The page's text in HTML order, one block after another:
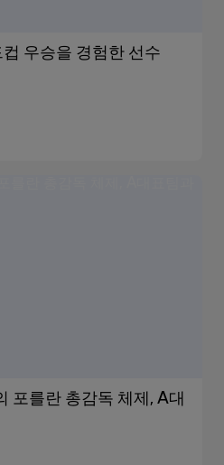
우승을 경험한 선수
포를란 총감독 체제, A대